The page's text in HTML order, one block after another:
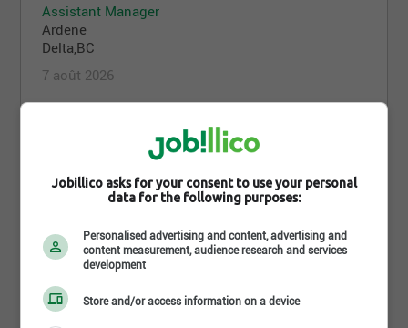
Assistant Manager
Ardene
Delta,BC
7 août 2026
Assistant(e) gérant(e)
Delta,BC
Associé(e) aux ventes
Ardene
Jobillico asks for your consent to use your personal
data for the following purposes:
Personalised advertising and content, advertising and
content measurement, audience research and services
development
Store and/or access information on a device